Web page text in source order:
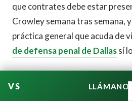
que contrates debe estar
Crowley semana tras semana, y
práctica general que acuda de
de defensa penal de Dallassí